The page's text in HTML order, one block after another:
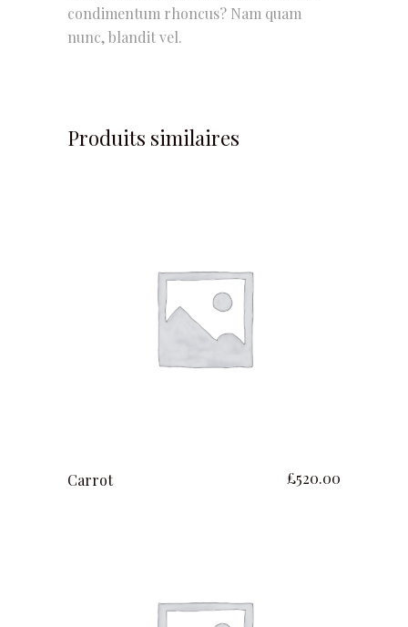
condimentum rhoncus? Nam quam
nunc, blandit vel.
Produits similaires
Carrot £520.00